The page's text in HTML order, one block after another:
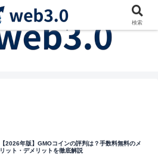
【2026年版】GMOコインの評判は？手数料無料のメ
リット・デメリットを徹底解説
検索